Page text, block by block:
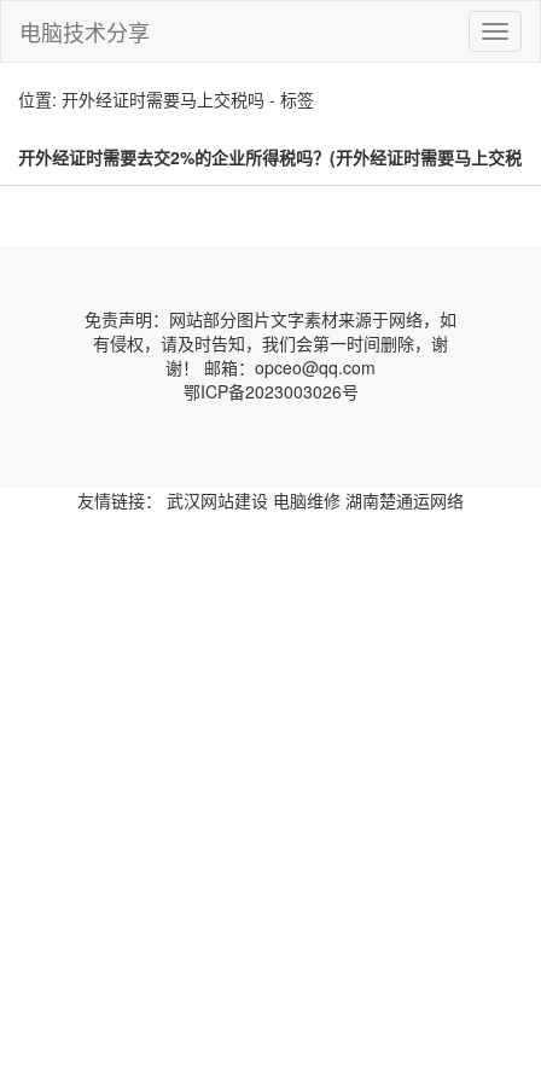
切
换
电脑技术分享
位置: 开外经证时需要马上交税吗 - 标签
开外经证时需要去交2%的企业所得税吗？(开外经证时需要马上交税
吗)
免责声明：网站部分图片文字素材来源于网络，如
有侵权，请及时告知，我们会第一时间删除，谢
谢！ 邮箱：opceo@qq.com
鄂ICP备2023003026号
友情链接： 武汉网站建设 电脑维修 湖南楚通运网络